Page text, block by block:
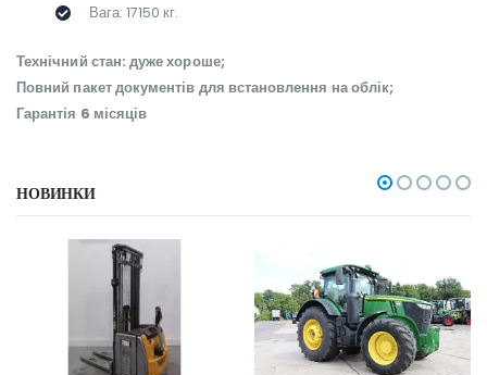
Вага: 17150 кг.
Технічний стан: дуже хороше;
Повний пакет документів для встановлення на облік;
Гарантія 6 місяців
НОВИНКИ